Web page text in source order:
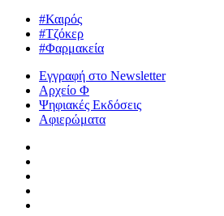
#Καιρός
#Τζόκερ
#Φαρμακεία
Εγγραφή στο Newsletter
Αρχείο Φ
Ψηφιακές Εκδόσεις
Αφιερώματα